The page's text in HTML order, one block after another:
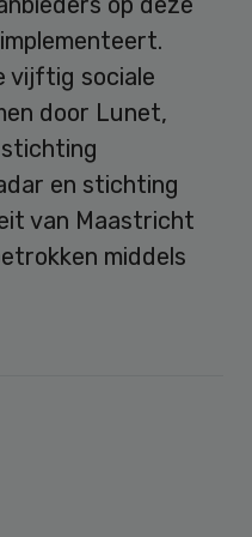
vijftig sociale
door Lunet,
stichting
en stichting
van Maastricht
middels